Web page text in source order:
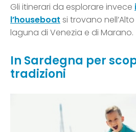
Gli itinerari da esplorare invece
l’houseboat si trovano
laguna di Venezia e di Marano.
In Sardegna per
tradizioni